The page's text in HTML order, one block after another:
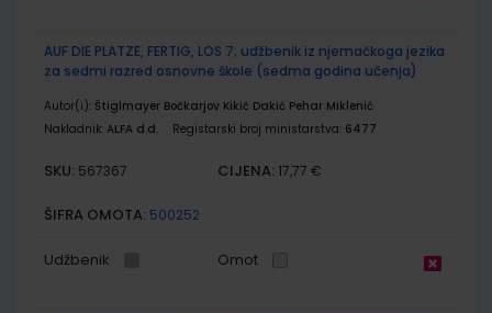
AUF DIE PLATZE, FERTIG, LOS 7; udžbenik iz njemačkoga jezika
za sedmi razred osnovne škole (sedma godina učenja)
Autor(i): Štiglmayer Bočkarjov Kikić Dakić Pehar Miklenić
Nakladnik: ALFA d.d. Registarski broj ministarstva: 6477
SKU: 567367 CIJENA: 17,77 €
ŠIFRA OMOTA: 500252
Udžbenik Omot